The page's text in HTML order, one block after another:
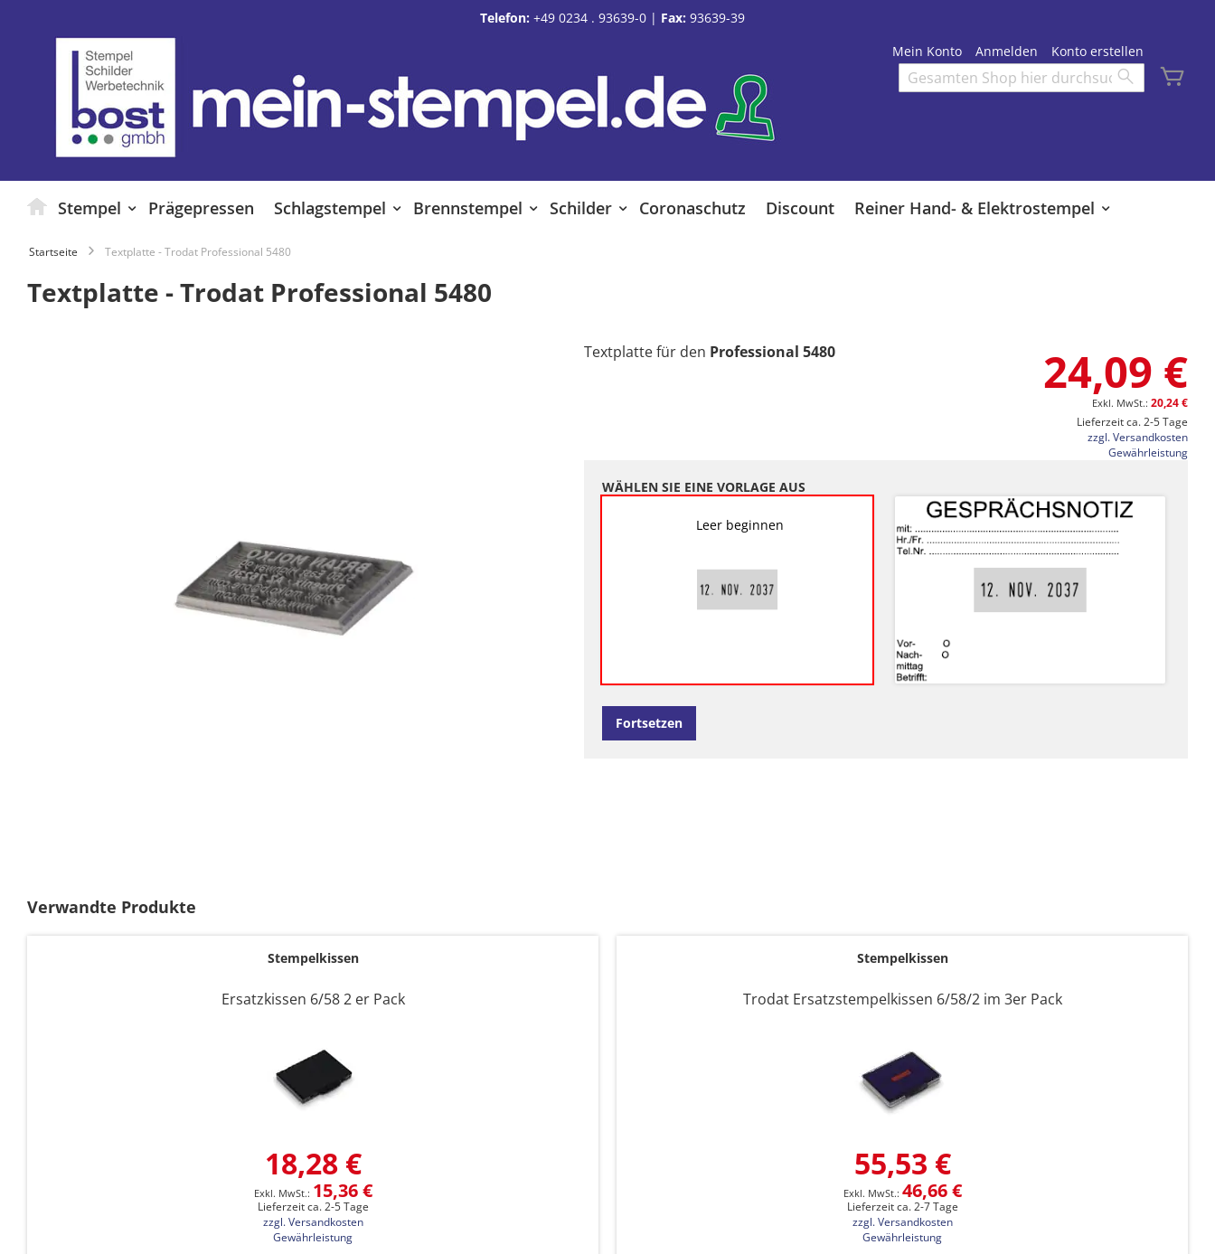
Telefon: +49 0234 . 93639-0| Fax: 93639-39
Mein Konto
Anmelden Konto erstellen
Search
Stempel Prägepressen Schlagstempel Brennstempel Schilder Coronaschutz Discount Reiner Hand- & Elektrostempel
Startseite Textplatte - Trodat Professional 5480
Textplatte - Trodat Professional 5480
der
24,09 €
20,24 €
Lieferzeit ca. 2-5 Tage
zzgl. Versandkosten
Gewährleistung
Textplatte für den Professional 5480
WÄHLEN SIE EINE VORLAGE AUS
Leer beginnen
Fortsetzen
Verwandte Produkte
Stempelkissen
Ersatzkissen 6/58 2 er Pack
18,28 €
15,36 €
Lieferzeit ca. 2-5 Tage
zzgl. Versandkosten
Gewährleistung
Stempelkissen
Trodat Ersatzstempelkissen 6/58/2 im 3er Pack
55,53 €
46,66 €
Lieferzeit ca. 2-7 Tage
zzgl. Versandkosten
Gewährleistung